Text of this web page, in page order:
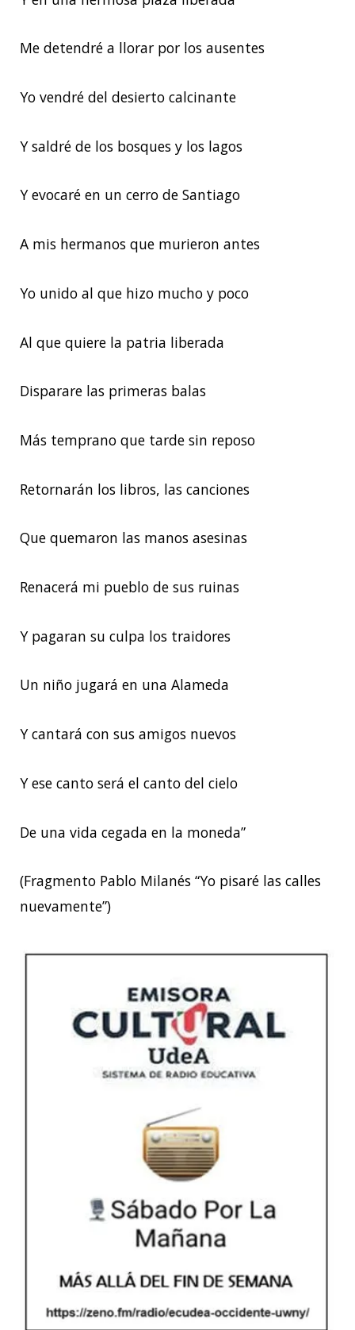
Me detendré a llorar por los ausentes
Yo vendré del desierto calcinante
Y saldré de los bosques y los lagos
Y evocaré en un cerro de Santiago
A mis hermanos que murieron antes
Yo unido al que hizo mucho y poco
Al que quiere la patria liberada
Disparare las primeras balas
Más temprano que tarde sin reposo
Retornarán los libros, las canciones
Que quemaron las manos asesinas
Renacerá mi pueblo de sus ruinas
Y pagaran su culpa los traidores
Un niño jugará en una Alameda
Y cantará con sus amigos nuevos
Y ese canto será el canto del cielo
De una vida cegada en la moneda”
(Fragmento Pablo Milanés “Yo pisaré las calles
nuevamente”)